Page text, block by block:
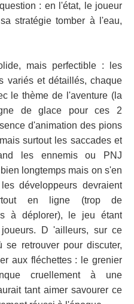
: en l'état, le joueur
stratégie tomber à l'eau,
mais perfectible : les
variés et détaillés, chaque
le thème de l'aventure (la
de glace pour ces 2
d'animation des pions
surtout les saccades et
les ennemis ou PNJ
longtemps mais on s'en
développeurs devraient
en ligne (trop de
à déplorer), le jeu étant
D 'ailleurs, sur ce
retrouver pour discuter,
aux fléchettes : le grenier
cruellement à une
tant aimer savourer ce